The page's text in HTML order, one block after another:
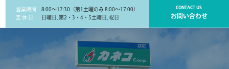
営業時間
8:00～17:30（第1土曜のみ 8:00～17:00）
定 休 日
日曜日, 第2・3・4・5土曜日, 祝日
CONTACT US
お問い合わせ